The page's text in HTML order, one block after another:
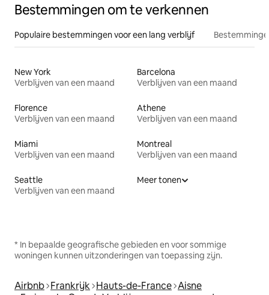
Bestemmingen om te verkennen
Populaire bestemmingen voor een lang verblijf
New York
Verblijven van een maand
Barcelona
Verblijven van een maand
Florence
Verblijven van een maand
Athene
Verblijven van een maand
Miami
Verblijven van een maand
Montreal
Verblijven van een maand
Seattle
Verblijven van een maand
Meer tonen
* In bepaalde geografische gebieden en voor sommige
woningen kunnen uitzonderingen van toepassing zijn.
Airbnb Frankrijk Hauts-de-France Aisne